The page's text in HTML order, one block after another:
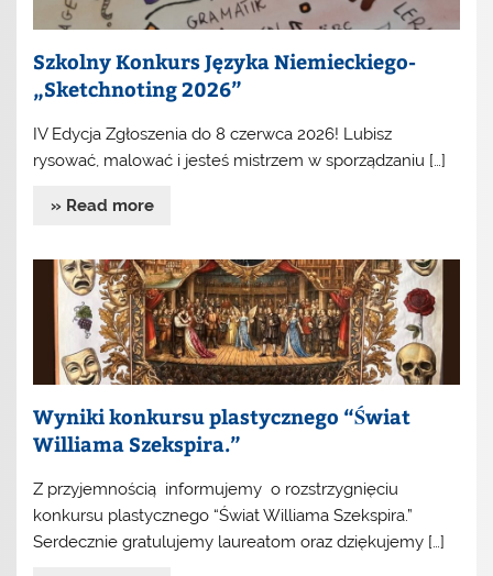
Szkolny Konkurs Języka Niemieckiego-
„Sketchnoting 2026”
IV Edycja Zgłoszenia do 8 czerwca 2026! Lubisz
rysować, malować i jesteś mistrzem w sporządzaniu […]
» Read more
Wyniki konkursu plastycznego “Świat
Williama Szekspira.”
Z przyjemnością informujemy o rozstrzygnięciu
konkursu plastycznego “Świat Williama Szekspira.”
Serdecznie gratulujemy laureatom oraz dziękujemy […]